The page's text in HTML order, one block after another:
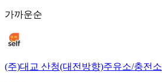
가까운순
(주)대교 산청(대전방향)주유소/충전소